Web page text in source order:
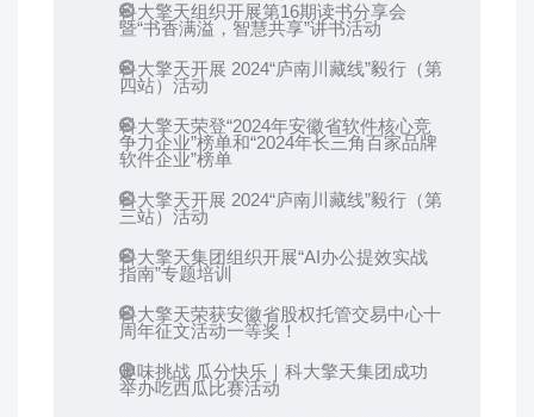
科大擎天组织开展第16期读书分享会
暨“书香满溢，智慧共享”讲书活动
科大擎天开展 2024“庐南川藏线”毅行（第
四站）活动
科大擎天荣登“2024年安徽省软件核心竞
争力企业”榜单和“2024年长三角百家品牌
软件企业”榜单
科大擎天开展 2024“庐南川藏线”毅行（第
三站）活动
科大擎天集团组织开展“AI办公提效实战
指南”专题培训
科大擎天荣获安徽省股权托管交易中心十
周年征文活动一等奖！
趣味挑战 瓜分快乐｜科大擎天集团成功
举办吃西瓜比赛活动